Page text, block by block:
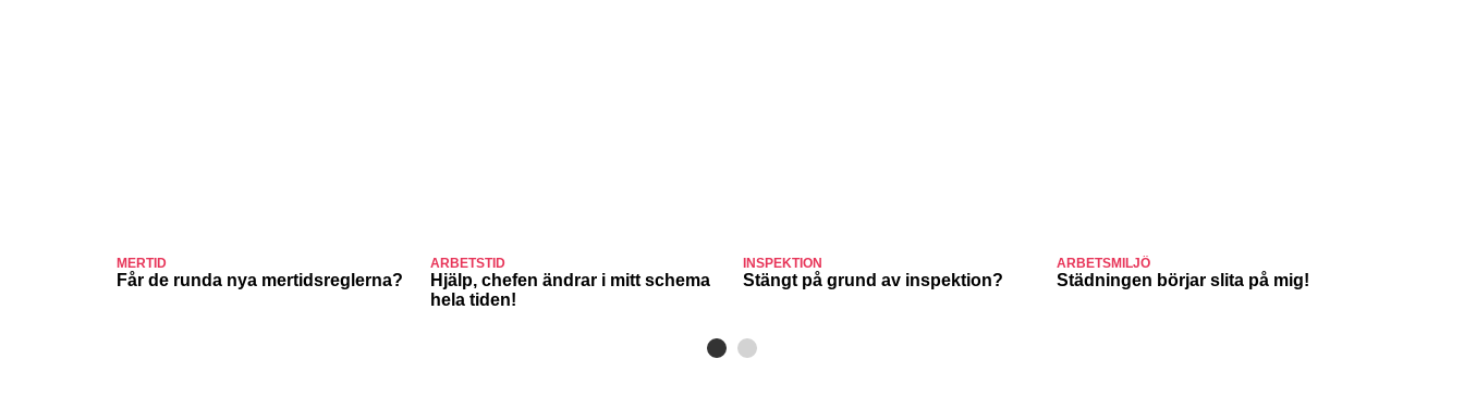
MERTID
Får de runda nya mertidsreglerna?
ARBETSTID
Hjälp, chefen ändrar i mitt schema
hela tiden!
INSPEKTION
Stängt på grund av inspektion?
ARBETSMILJÖ
Städningen börjar slita på mig!